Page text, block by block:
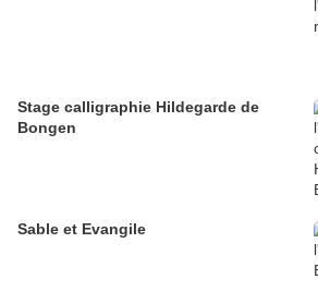
Stage calligraphie Hildegarde de
Bongen
Sable et Evangile